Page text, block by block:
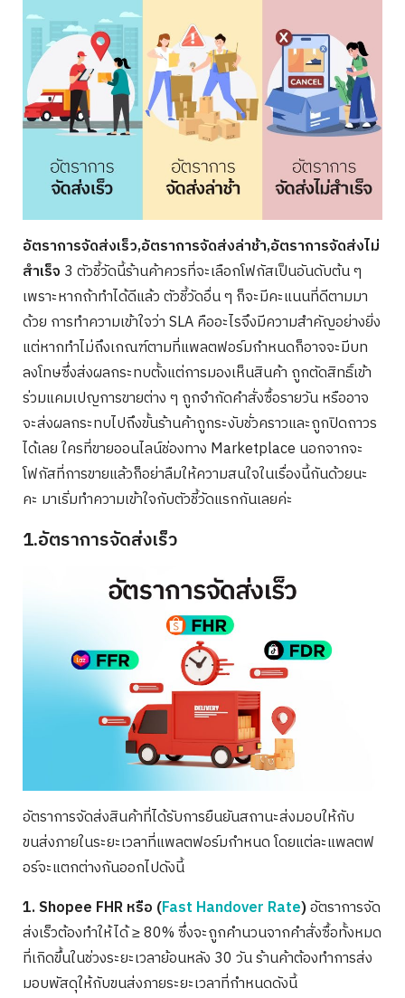
อัตราการจัดส่งเร็ว,อัตราการจัดส่งล่าช้า,อัตราการจัดส่งไม่
สำเร็จ 3 ตัวชี้วัดนี้ร้านค้าควรที่จะเลือกโฟกัสเป็นอันดับต้น ๆ
เพราะหากถ้าทำได้ดีแล้ว ตัวชี้วัดอื่น ๆ ก็จะมีคะแนนที่ดีตามมา
ด้วย การทำความเข้าใจว่า SLA คืออะไรจึงมีความสำคัญอย่างยิ่ง
แต่หากทำไม่ถึงเกณฑ์ตามที่แพลตฟอร์มกำหนดก็อาจจะมีบท
ลงโทษซึ่งส่งผลกระทบตั้งแต่การมองเห็นสินค้า ถูกตัดสิทธิ์เข้า
ร่วมแคมเปญการขายต่าง ๆ ถูกจำกัดคำสั่งซื้อรายวัน หรืออาจ
จะส่งผลกระทบไปถึงขั้นร้านค้าถูกระงับชั่วคราวและถูกปิดถาวร
ได้เลย ใครที่ขายออนไลน์ช่องทาง Marketplace นอกจากจะ
โฟกัสที่การขายแล้วก็อย่าลืมให้ความสนใจในเรื่องนี้กันด้วยนะ
คะ มาเริ่มทำความเข้าใจกับตัวชี้วัดแรกกันเลยค่ะ
1.อัตราการจัดส่งเร็ว
อัตราการจัดส่งสินค้าที่ได้รับการยืนยันสถานะส่งมอบให้กับ
ขนส่งภายในระยะเวลาที่แพลตฟอร์มกำหนด โดยแต่ละแพลตฟ
อร์จะแตกต่างกันออกไปดังนี้
1. Shopee FHRหรือ (Fast Handover Rate)อัตราการจัด
ส่งเร็วต้องทำให้ได้ ≥ 80% ซึ่งจะถูกคำนวนจากคำสั่งซื้อทั้งหมด
ที่เกิดขึ้นในช่วงระยะเวลาย้อนหลัง 30 วัน ร้านค้าต้องทำการส่ง
มอบพัสดุให้กับขนส่งภายระยะเวลาที่กำหนดดังนี้